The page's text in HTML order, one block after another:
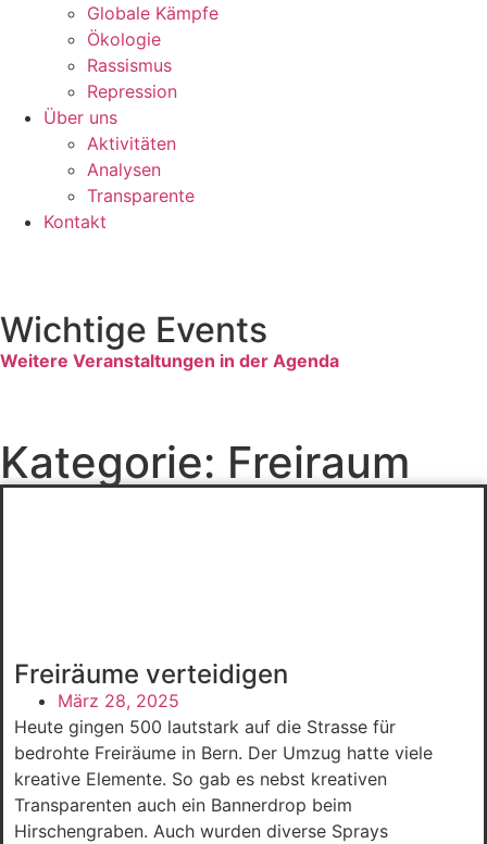
Globale Kämpfe
Ökologie
Rassismus
Repression
Über uns
Aktivitäten
Analysen
Transparente
Kontakt
Wichtige Events
Weitere Veranstaltungen in der Agenda
Kategorie: Freiraum
Freiräume verteidigen
März 28, 2025
Heute gingen 500 lautstark auf die Strasse für
bedrohte Freiräume in Bern. Der Umzug hatte viele
kreative Elemente. So gab es nebst kreativen
Transparenten auch ein Bannerdrop beim
Hirschengraben. Auch wurden diverse Sprays